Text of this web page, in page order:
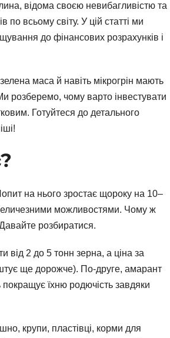
відома своєю невибагливістю та
всьому світу. У цій статті ми
до фінансових розрахунків і
маса й навіть мікрогрін мають
розберемо, чому варто інвестувати
Готуйтеся до детального
на нього зростає щороку на 10–
величезними можливостями. Чому ж
розбиратися.
від 2 до 5 тонн зерна, а ціна за
ще дорожче). По-друге, амарант
покращує їхню родючість завдяки
крупи, пластівці, корми для